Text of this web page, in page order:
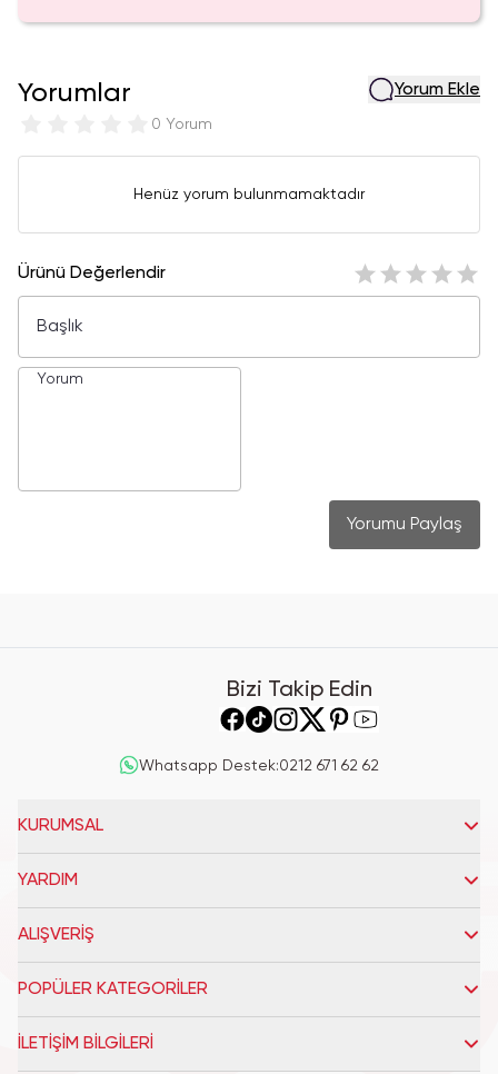
Yorumlar
0 Yorum
Yorum Ekle
Henüz yorum bulunmamaktadır
Ürünü Değerlendir
Yorumu Paylaş
Bizi Takip Edin
Whatsapp Destek:0212 671 62 62
KURUMSAL
YARDIM
ALIŞVERİŞ
POPÜLER KATEGORİLER
İLETİŞİM BİLGİLERİ